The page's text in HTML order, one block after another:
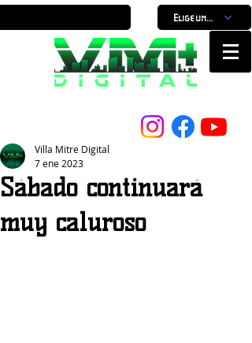
Elige un horario
Sábado continuará
muy caluroso
Villa Mitre Digital
7 ene 2023